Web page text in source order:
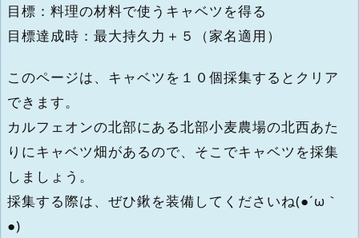
目標：料理の材料で使うキャベツを得る
目標達成時：最大持久力＋５（家名適用）
このページは、キャベツを１０個採集するとクリア
できます。
カルフェオンの北部にある北部小麦農場の北西あた
りにキャベツ畑があるので、そこでキャベツを採集
しましょう。
採集する際は、ぜひ鍬を装備してくださいね(●´ω｀
●)